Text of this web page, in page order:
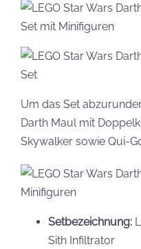
Um das Set
Darth Maul mit
Skywalker sowie Qui-
Setbezeichnung:
Sith Infiltrator